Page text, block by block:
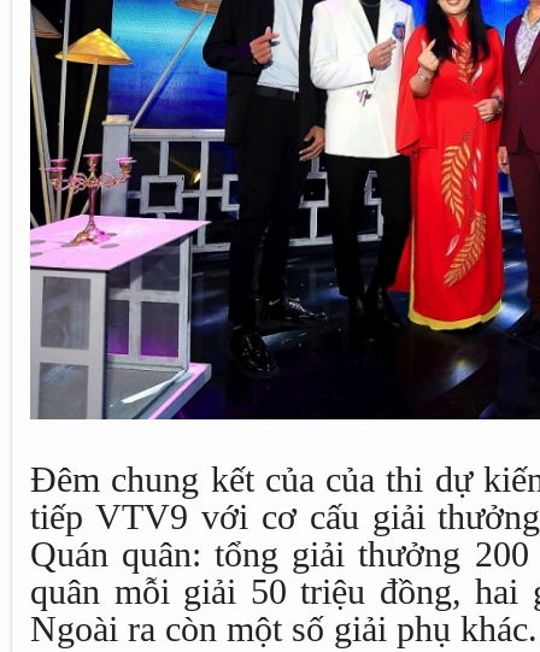
Đêm chung kết của của thi dự
tiếp VTV9 với cơ cấu giải
Quán quân: tổng giải thưởng
quân mỗi giải 50 triệu đồng, hai
Ngoài ra còn một số giải phụ khác.